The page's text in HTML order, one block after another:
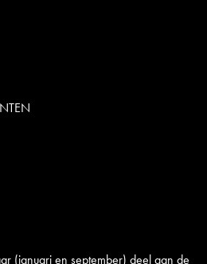
(januari en september) deel aan de